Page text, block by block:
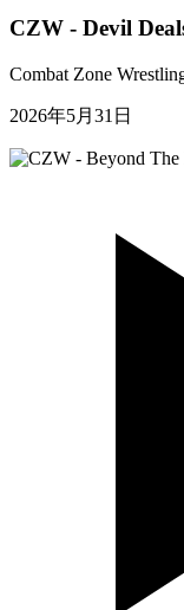
CZW - Devil
Combat Zone
2026年5月31日